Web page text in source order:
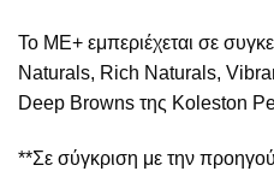
Το ΜΕ+ εμπεριέχεται σε
Naturals, Rich Naturals,
Deep Browns της Koleston
**Σε σύγκριση με την